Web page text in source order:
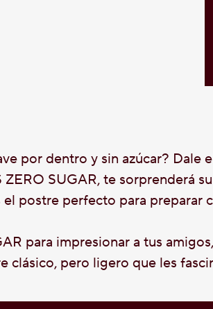
por dentro y sin azúcar? Dale
SUGAR, te sorprenderá
postre perfecto para preparar
para impresionar a tus
clásico, pero ligero que les